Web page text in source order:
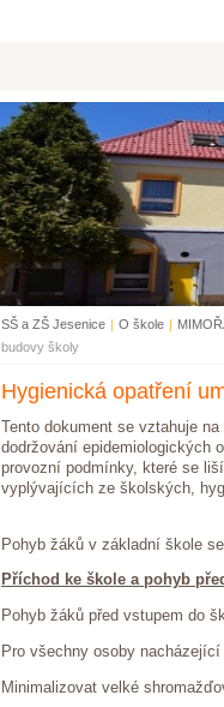
SŠ a ZŠ Jesenice | O škole |
budovy školy
Hygienická opatření
Tento dokument se vztahuje
dodržování epidemiologických
provozní podmínky, které se
vyplývajících ze školských,
Pohyb žáků v základní škole
Příchod ke škole a pohyb
Pohyb žáků před vstupem do
Pro všechny osoby
Minimalizovat velké